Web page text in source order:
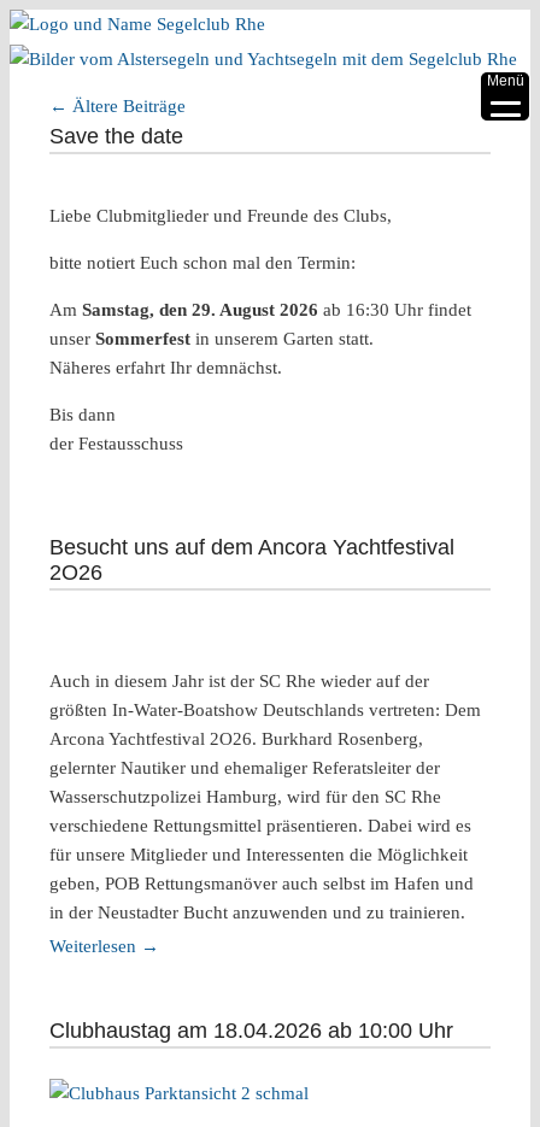
Artikelnavigation
← Ältere Beiträge
Save the date
Liebe Clubmitglieder und Freunde des Clubs,
bitte notiert Euch schon mal den Termin:
Am Samstag, den 29. August 2026 ab 16:30 Uhr findet
unser Sommerfestin unserem Garten statt.
Näheres erfahrt Ihr demnächst.
Bis dann
der Festausschuss
Besucht uns auf dem Ancora Yachtfestival
2O26
Auch in diesem Jahr ist der SC Rhe wieder auf der
größten In-Water-Boatshow Deutschlands vertreten: Dem
Arcona Yachtfestival 2O26. Burkhard Rosenberg,
gelernter Nautiker und ehemaliger Referatsleiter der
Wasserschutzpolizei Hamburg, wird für den SC Rhe
verschiedene Rettungsmittel präsentieren. Dabei wird es
für unsere Mitglieder und Interessenten die Möglichkeit
geben, POB Rettungsmanöver auch selbst im Hafen und
in der Neustadter Bucht anzuwenden und zu trainieren.
Weiterlesen →
Clubhaustag am 18.04.2026 ab 10:00 Uhr
Menü
▼
▼
▼